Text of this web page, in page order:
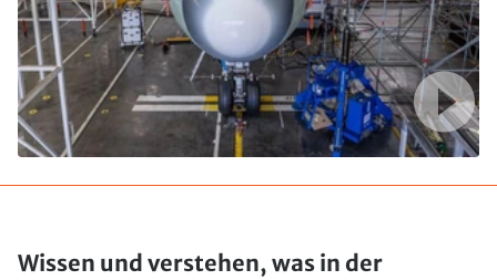
Wissen und verstehen, was in der